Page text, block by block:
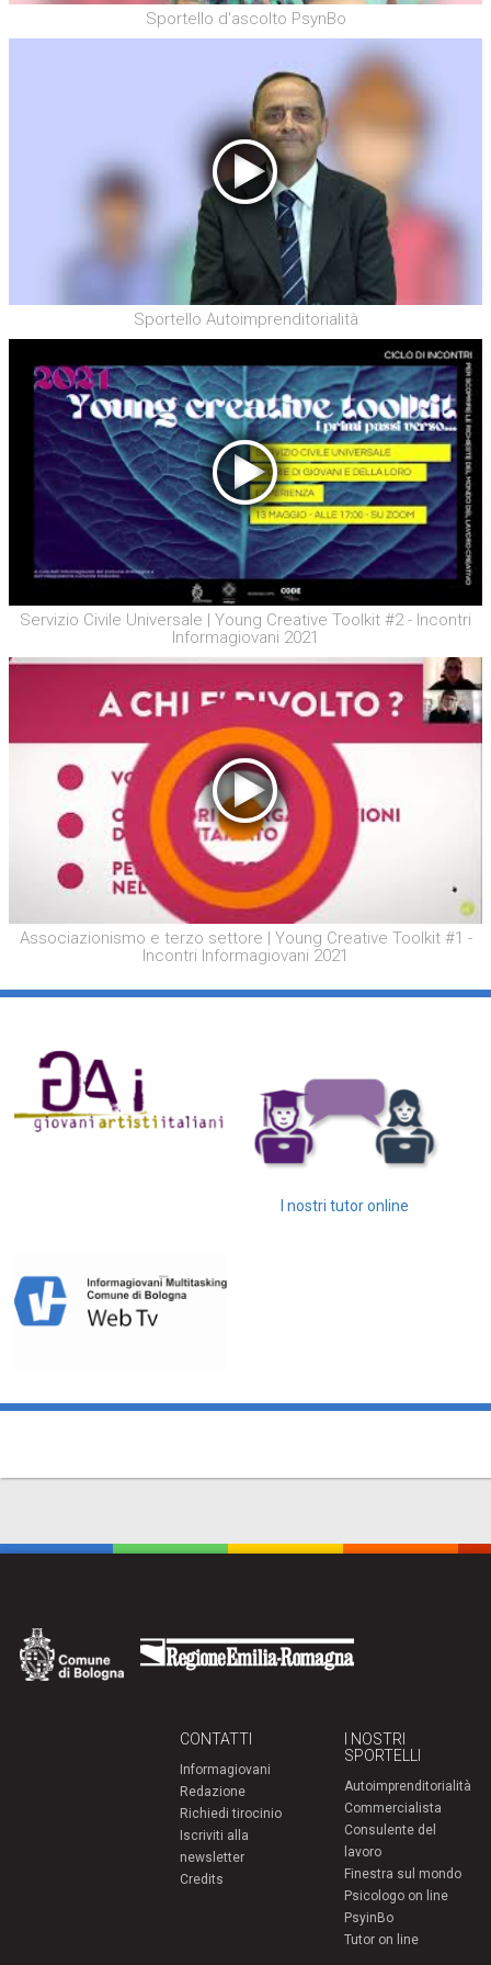
Sportello d'ascolto PsynBo
Sportello Autoimprenditorialità
Servizio Civile Universale | Young Creative Toolkit #2 - Incontri
Informagiovani 2021
Associazionismo e terzo settore | Young Creative Toolkit #1 -
Incontri Informagiovani 2021
I nostri tutor online
CONTATTI
Informagiovani
Redazione
Richiedi tirocinio
Iscriviti alla
newsletter
Credits
I NOSTRI
SPORTELLI
Autoimprenditorialità
Commercialista
Consulente del
lavoro
Finestra sul mondo
Psicologo on line
PsyinBo
Tutor on line